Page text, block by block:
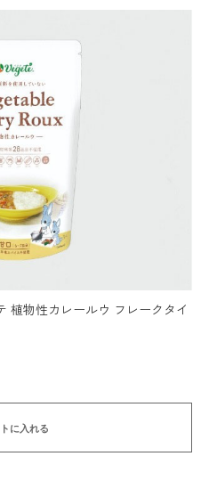
植物性カレールウ フレークタイ
に入れる